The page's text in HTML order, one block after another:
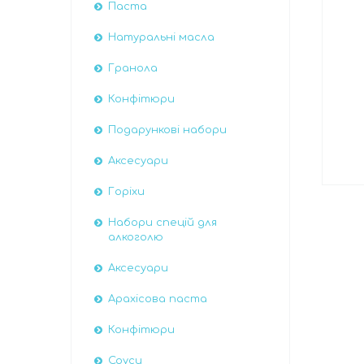
Паста
Натуральні масла
Гранола
Конфітюри
Подарункові набори
Аксесуари
Горіхи
Набори спецій для
алкоголю
Аксесуари
Арахісова паста
Конфітюри
Соуси